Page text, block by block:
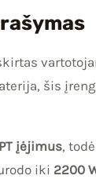
skirtas
šis
įėjimus,
iki 2200